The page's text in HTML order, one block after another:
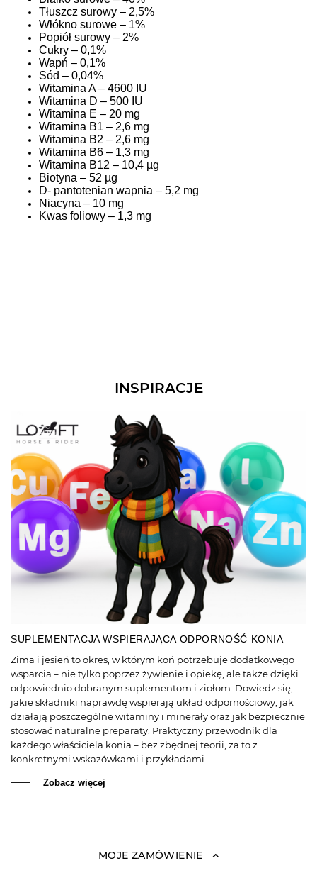
Tłuszcz surowy – 2,5%
Włókno surowe – 1%
Popiół surowy – 2%
Cukry – 0,1%
Wapń – 0,1%
Sód – 0,04%
Witamina A – 4600 IU
Witamina D – 500 IU
Witamina E – 20 mg
Witamina B1 – 2,6 mg
Witamina B2 – 2,6 mg
Witamina B6 – 1,3 mg
Witamina B12 – 10,4 µg
Biotyna – 52 µg
D- pantotenian wapnia – 5,2 mg
Niacyna – 10 mg
Kwas foliowy – 1,3 mg
INSPIRACJE
SUPLEMENTACJA WSPIERAJĄCA ODPORNOŚĆ KONIA
Zima i jesień to okres, w którym koń potrzebuje dodatkowego
wsparcia – nie tylko poprzez żywienie i opiekę, ale także dzięki
odpowiednio dobranym suplementom i ziołom. Dowiedz się,
jakie składniki naprawdę wspierają układ odpornościowy, jak
działają poszczególne witaminy i minerały oraz jak bezpiecznie
stosować naturalne preparaty. Praktyczny przewodnik dla
każdego właściciela konia – bez zbędnej teorii, za to z
konkretnymi wskazówkami i przykładami.
Zobacz więcej
MOJE ZAMÓWIENIE